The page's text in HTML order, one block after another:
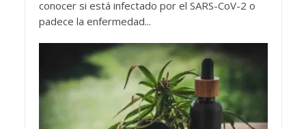
conocer si está infectado por el SARS-CoV-2 o
padece la enfermedad...